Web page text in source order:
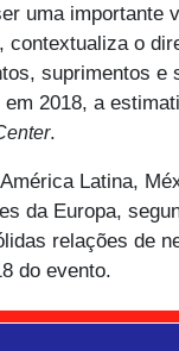
uma importante
contextualiza o
suprimentos e
2018, a
.
Latina,
da Europa,
relações de
do evento.